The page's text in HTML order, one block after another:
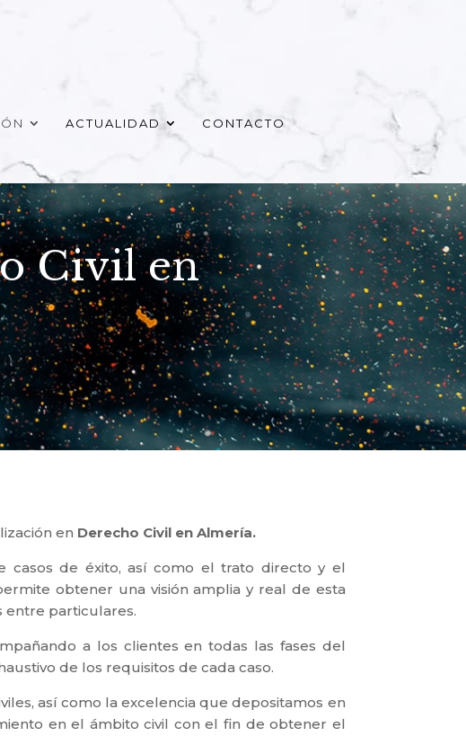
ACTUALIDAD CONTACTO
Civil en
en Derecho Civil en Almería.
casos de éxito, así como el trato directo y el
obtener una visión amplia y real de esta
entre particulares.
a los clientes en todas las fases del
de los requisitos de cada caso.
así como la excelencia que depositamos en
en el ámbito civil con el fin de obtener el